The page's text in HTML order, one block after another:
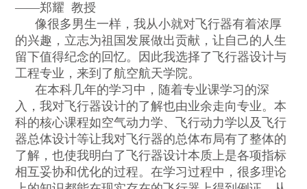
——郑耀 教授
像很多男生一样，我从小就对飞行器有着浓厚
的兴趣，立志为祖国发展做出贡献，让自己的人生
留下值得纪念的回忆。因此我选择了飞行器设计与
工程专业，来到了航空航天学院。
在本科几年的学习中，随着专业课学习的深
入，我对飞行器设计的了解也由业余走向专业。本
科的核心课程如空气动力学、飞行动力学以及飞行
器总体设计等让我对飞行器的总体布局有了整体的
了解，也使我明白了飞行器设计本质上是各项指标
相互妥协和优化的过程。在学习过程中，很多理论